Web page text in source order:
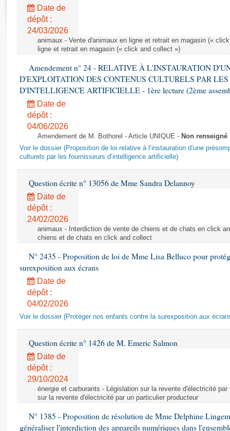
Rapports législatifs
Rapports sur l'application des lois
Baromètre de l’application des lois
Dossiers législatifs
Budget et sécurité sociale
Questions écrites et orales
Comptes rendus des débats
Date de
dépôt :
24/03/2026
animaux - Vente d'animaux en ligne et retrait en magasin («
ligne et retrait en magasin (« click and collect »)
Amendement n° 24 - RELATIVE À L'INSTAURATION
D'EXPLOITATION DES CONTENUS CULTURELS PAR LES
D'INTELLIGENCE ARTIFICIELLE - 1ère lecture (2ème
Date de
dépôt :
04/06/2026
Amendement de M. Bothorel - Article UNIQUE - Non renseigné
Voir le dossier (Proposition de loi relative à l’instauration d’une
culturels par les fournisseurs d’intelligence artificielle)
Question écrite n° 13056 de Mme Sandra Delannoy
Date de
dépôt :
24/02/2026
animaux - Interdiction de vente de chiens et de chats en click
chiens et de chats en click and collect
N° 2435 - Proposition de loi de Mme Lisa Belluco pour
surexposition aux écrans
Date de
dépôt :
04/02/2026
Voir le dossier (Protéger nos enfants contre la surexposition aux
Question écrite n° 1426 de M. Emeric Salmon
Date de
dépôt :
29/10/2024
énergie et carburants - Législation sur la revente d'électricité
sur la revente d'électricité par un particulier producteur
N° 1385 - Proposition de résolution de Mme Delphine
généraliser l'interdiction des appareils numériques dans